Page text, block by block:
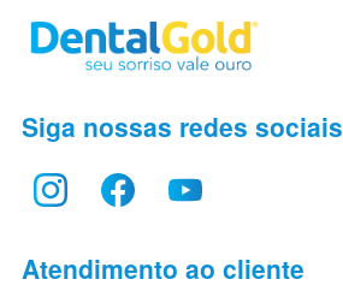
Siga nossas redes sociais
Atendimento ao cliente